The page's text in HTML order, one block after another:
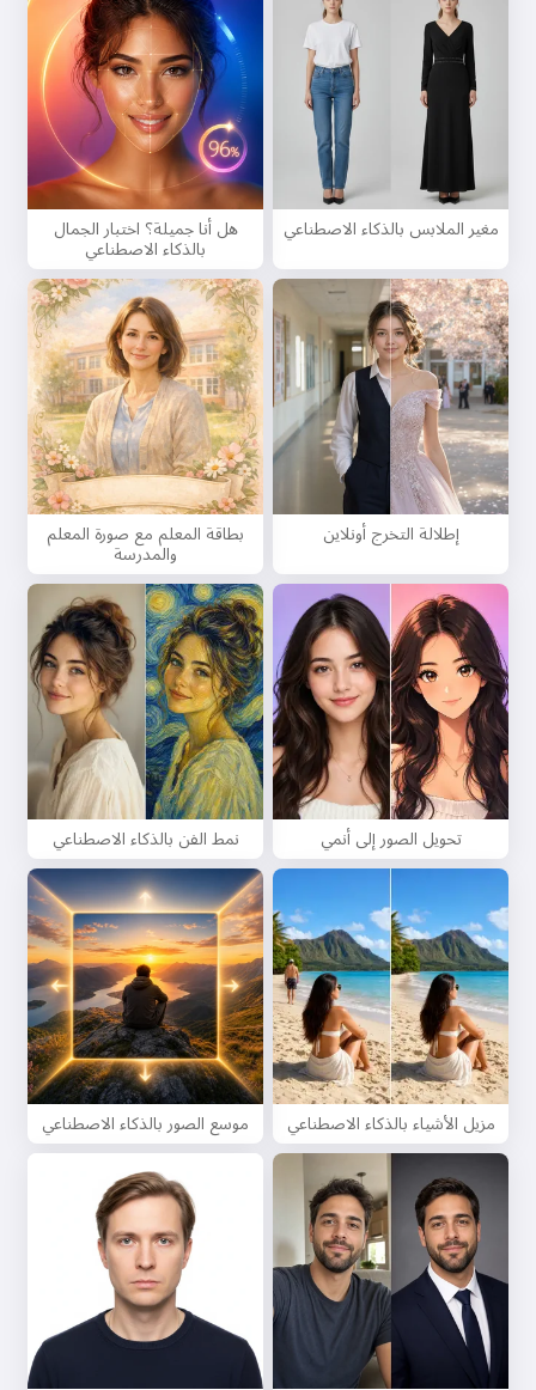
مغير الملابس بالذكاء الاصطناعي هل أنا جميلة؟ اختبار الجمال
بالذكاء الاصطناعي
إطلالة التخرج أونلاين بطاقة المعلم مع صورة المعلم
والمدرسة
تحويل الصور إلى أنمي نمط الفن بالذكاء الاصطناعي
مزيل الأشياء بالذكاء الاصطناعي موسع الصور بالذكاء الاصطناعي